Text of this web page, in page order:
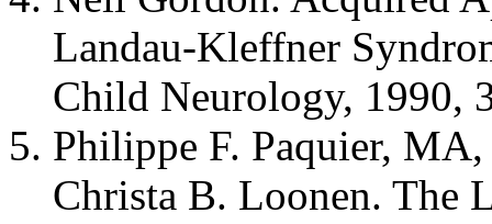
Landau-Kleffner
Child Neurology, 1990,
Philippe F. Paquier,
Christa B. Loonen. The